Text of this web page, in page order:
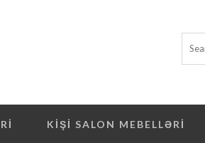
KIŞI SALON MEBELLƏRI